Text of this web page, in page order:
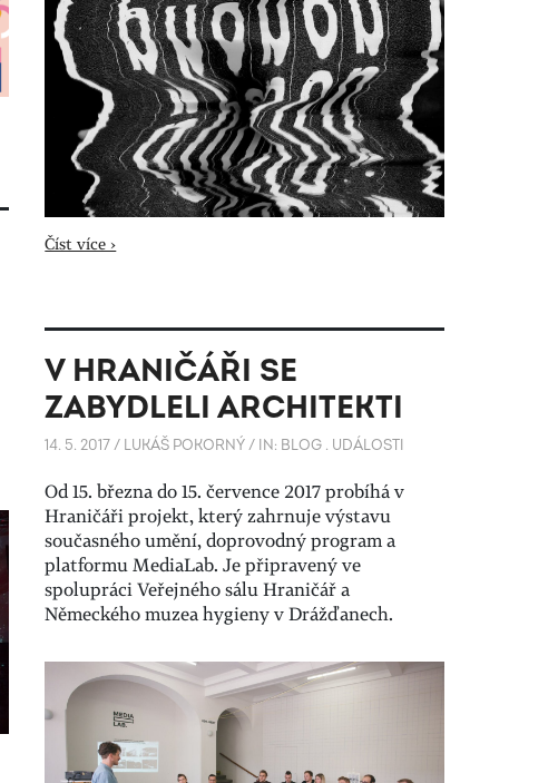
Číst více ›
V HRANIČÁŘI SE
ZABYDLELI ARCHITEKTI
14. 5. 2017 / LUKÁŠ POKORNÝ / IN: BLOG . UDÁLOSTI
Od 15. března do 15. července 2017 probíhá v
Hraničáři projekt, který zahrnuje výstavu
současného umění, doprovodný program a
platformu MediaLab. Je připravený ve
spolupráci Veřejného sálu Hraničář a
Německého muzea hygieny v Drážďanech.